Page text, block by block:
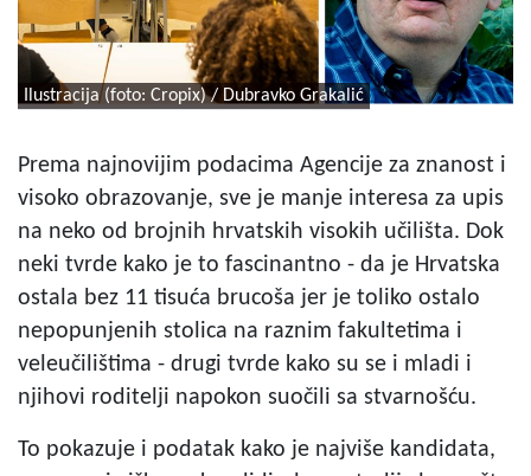
Ilustracija (foto: Cropix) / Dubravko Grakalić
Prema najnovijim podacima Agencije za znanost i
visoko obrazovanje, sve je manje interesa za upis
na neko od brojnih hrvatskih visokih učilišta. Dok
neki tvrde kako je to fascinantno - da je Hrvatska
ostala bez 11 tisuća brucoša jer je toliko ostalo
nepopunjenih stolica na raznim fakultetima i
veleučilištima - drugi tvrde kako su se i mladi i
njihovi roditelji napokon suočili sa stvarnošću.
To pokazuje i podatak kako je najviše kandidata,